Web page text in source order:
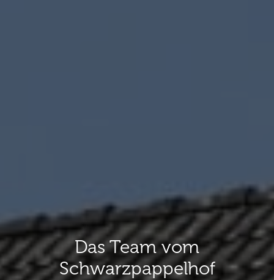
Das Team vom
Schwarzpappelhof